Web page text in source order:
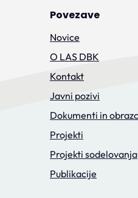
Povezave
Novice
O LAS DBK
Kontakt
Javni pozivi
Dokumenti in
Projekti
Projekti sodelovanja
Publikacije